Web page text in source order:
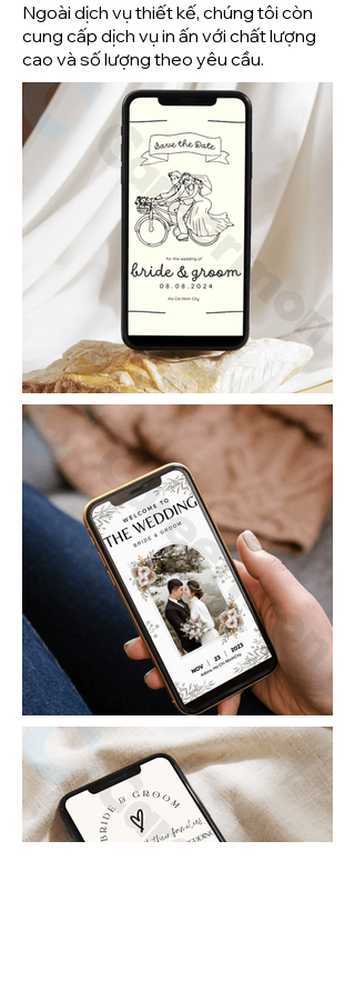
Ngoài dịch vụ thiết kế, chúng tôi còn
cung cấp dịch vụ in ấn với chất lượng
cao và số lượng theo yêu cầu.